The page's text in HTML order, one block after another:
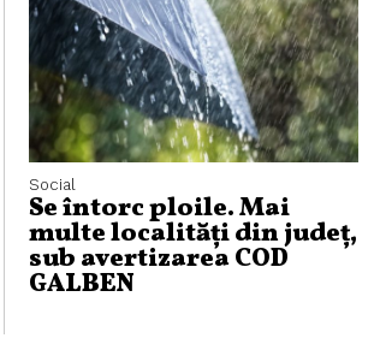
Social
Se întorc ploile. Mai
multe localități din județ,
sub avertizarea COD
GALBEN